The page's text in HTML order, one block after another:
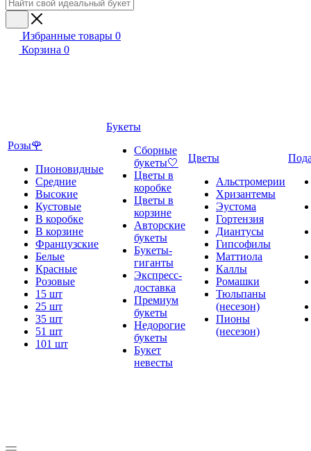
Избранные товары 0
Корзина 0
Розы🌹
Пионовидные
Средние
Высокие
Кустовые
В коробке
В корзине
Французские
Белые
Красные
Розовые
15 шт
25 шт
35 шт
51 шт
101 шт
Букеты
Сборные
букеты🤍
Цветы в
коробке
Цветы в
корзине
Авторские
букеты
Букеты-
гиганты
Экспресс-
доставка
Премиум
букеты
Недорогие
букеты
Букет
невесты
Цветы
Альстромерии
Хризантемы
Эустома
Гортензия
Диантусы
Гипсофилы
Маттиола
Каллы
Ромашки
Тюльпаны
(несезон)
Пионы
(несезон)